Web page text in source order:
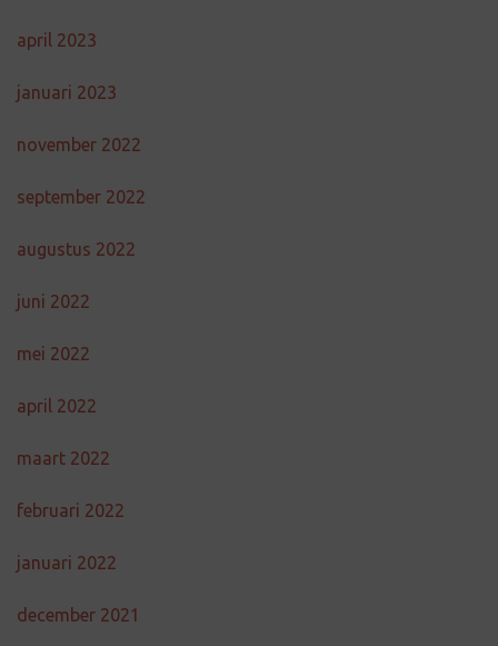
april 2023
januari 2023
november 2022
september 2022
augustus 2022
juni 2022
mei 2022
april 2022
maart 2022
februari 2022
januari 2022
december 2021